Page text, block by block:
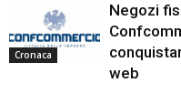
Cronaca
Negozi
web